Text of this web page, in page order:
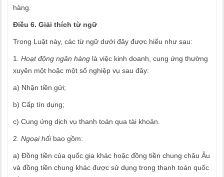
hàng.
Điều 6. Giải thích từ ngữ
Trong Luật này, các từ ngữ dưới đây được hiểu như sau:
1. Hoạt động ngân hàng là việc kinh doanh, cung ứng thường
xuyên một hoặc một số nghiệp vụ sau đây:
a) Nhận tiền gửi;
b) Cấp tín dụng;
c) Cung ứng dịch vụ thanh toán qua tài khoản.
2. Ngoại hối bao gồm:
a) Đồng tiền của quốc gia khác hoặc đồng tiền chung châu Âu
và đồng tiền chung khác được sử dụng trong thanh toán quốc